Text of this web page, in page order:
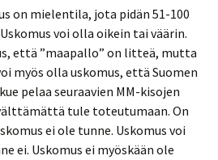
on mielentila, jota pidän 51-100
voi olla oikein tai väärin.
että ”maapallo” on litteä, mutta
myös olla uskomus, että Suomen
pelaa seuraavien MM-kisojen
tule toteutumaan. On
ei ole tunne. Uskomus voi
ei. Uskomus ei myöskään ole